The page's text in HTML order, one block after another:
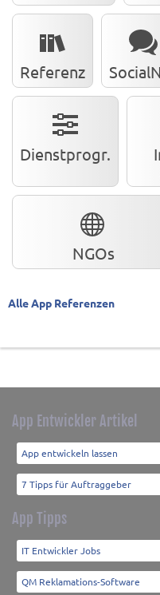
Referenz
Dienstprogr.
NGOs
Alle App Referenzen
App Entwickler Artikel
App entwickeln lassen
7 Tipps für Auftraggeber
App Tipps
IT Entwickler Jobs
QM Reklamations-Software